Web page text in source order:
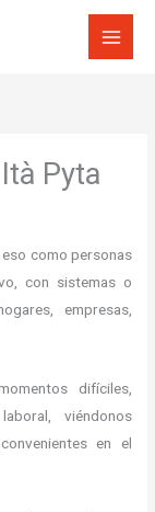
Pyta
como personas
con sistemas o
empresas,
difíciles,
viéndonos
en el